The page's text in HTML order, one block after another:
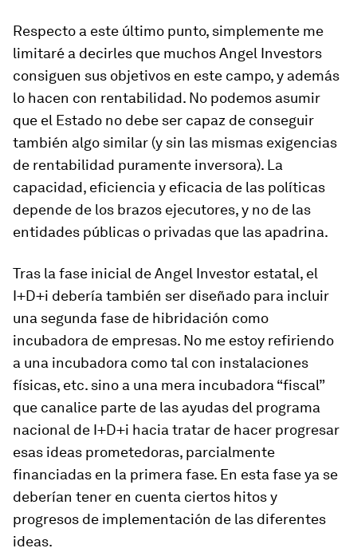
Respecto a este último punto, simplemente me
limitaré a decirles que muchos Angel Investors
consiguen sus objetivos en este campo, y además
lo hacen con rentabilidad. No podemos asumir
que el Estado no debe ser capaz de conseguir
también algo similar (y sin las mismas exigencias
de rentabilidad puramente inversora). La
capacidad, eficiencia y eficacia de las políticas
depende de los brazos ejecutores, y no de las
entidades públicas o privadas que las apadrina.
Tras la fase inicial de Angel Investor estatal, el
I+D+i debería también ser diseñado para incluir
una segunda fase de hibridación como
incubadora de empresas. No me estoy refiriendo
a una incubadora como tal con instalaciones
físicas, etc. sino a una mera incubadora “fiscal”
que canalice parte de las ayudas del programa
nacional de I+D+i hacia tratar de hacer progresar
esas ideas prometedoras, parcialmente
financiadas en la primera fase. En esta fase ya se
deberían tener en cuenta ciertos hitos y
progresos de implementación de las diferentes
ideas.